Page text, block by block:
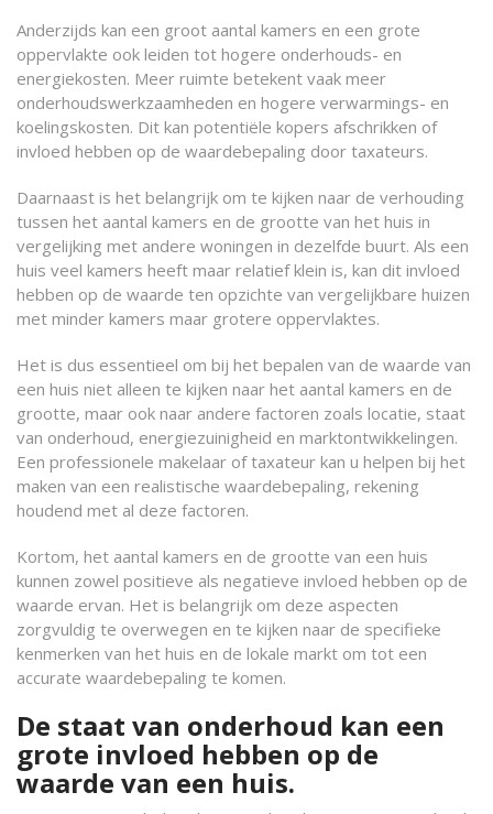
Anderzijds kan een groot aantal kamers en een grote
oppervlakte ook leiden tot hogere onderhouds- en
energiekosten. Meer ruimte betekent vaak meer
onderhoudswerkzaamheden en hogere verwarmings- en
koelingskosten. Dit kan potentiële kopers afschrikken of
invloed hebben op de waardebepaling door taxateurs.
Daarnaast is het belangrijk om te kijken naar de verhouding
tussen het aantal kamers en de grootte van het huis in
vergelijking met andere woningen in dezelfde buurt. Als een
huis veel kamers heeft maar relatief klein is, kan dit invloed
hebben op de waarde ten opzichte van vergelijkbare huizen
met minder kamers maar grotere oppervlaktes.
Het is dus essentieel om bij het bepalen van de waarde van
een huis niet alleen te kijken naar het aantal kamers en de
grootte, maar ook naar andere factoren zoals locatie, staat
van onderhoud, energiezuinigheid en marktontwikkelingen.
Een professionele makelaar of taxateur kan u helpen bij het
maken van een realistische waardebepaling, rekening
houdend met al deze factoren.
Kortom, het aantal kamers en de grootte van een huis
kunnen zowel positieve als negatieve invloed hebben op de
waarde ervan. Het is belangrijk om deze aspecten
zorgvuldig te overwegen en te kijken naar de specifieke
kenmerken van het huis en de lokale markt om tot een
accurate waardebepaling te komen.
De staat van onderhoud kan een
grote invloed hebben op de
waarde van een huis.